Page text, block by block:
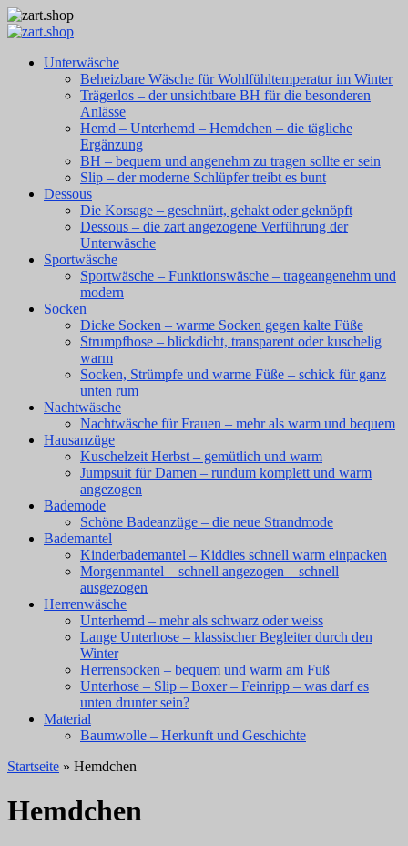
Unterwäsche
Beheizbare Wäsche für Wohlfühltemperatur im Winter
Trägerlos – der unsichtbare BH für die besonderen
Anlässe
Hemd – Unterhemd – Hemdchen – die tägliche
Ergänzung
BH – bequem und angenehm zu tragen sollte er sein
Slip – der moderne Schlüpfer treibt es bunt
Dessous
Die Korsage – geschnürt, gehakt oder geknöpft
Dessous – die zart angezogene Verführung der
Unterwäsche
Sportwäsche
Sportwäsche – Funktionswäsche – trageangenehm und
modern
Socken
Dicke Socken – warme Socken gegen kalte Füße
Strumpfhose – blickdicht, transparent oder kuschelig
warm
Socken, Strümpfe und warme Füße – schick für ganz
unten rum
Nachtwäsche
Nachtwäsche für Frauen – mehr als warm und bequem
Hausanzüge
Kuschelzeit Herbst – gemütlich und warm
Jumpsuit für Damen – rundum komplett und warm
angezogen
Bademode
Schöne Badeanzüge – die neue Strandmode
Bademantel
Kinderbademantel – Kiddies schnell warm einpacken
Morgenmantel – schnell angezogen – schnell
ausgezogen
Herrenwäsche
Unterhemd – mehr als schwarz oder weiss
Lange Unterhose – klassischer Begleiter durch den
Winter
Herrensocken – bequem und warm am Fuß
Unterhose – Slip – Boxer – Feinripp – was darf es
unten drunter sein?
Material
Baumwolle – Herkunft und Geschichte
Startseite » Hemdchen
Hemdchen